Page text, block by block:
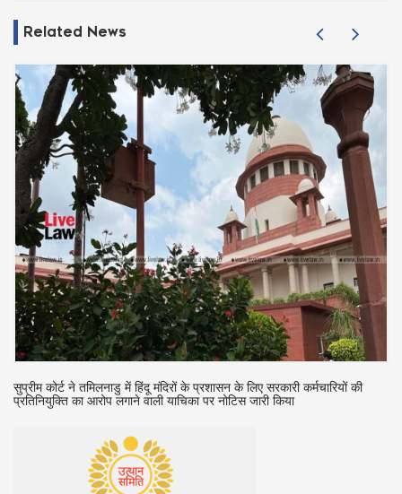
Related News
सुप्रीम कोर्ट ने तमिलनाडु में हिंदू मंदिरों के प्रशासन के लिए सरकारी कर्मचारियों की
प्रतिनियुक्ति का आरोप लगाने वाली याचिका पर नोटिस जारी किया